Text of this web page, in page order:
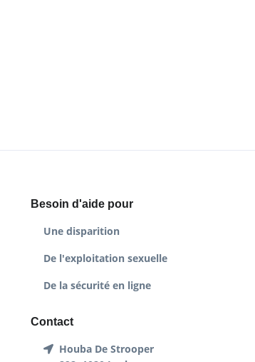
Besoin d'aide pour
Une disparition
De l'exploitation sexuelle
De la sécurité en ligne
Contact
Houba De Strooper